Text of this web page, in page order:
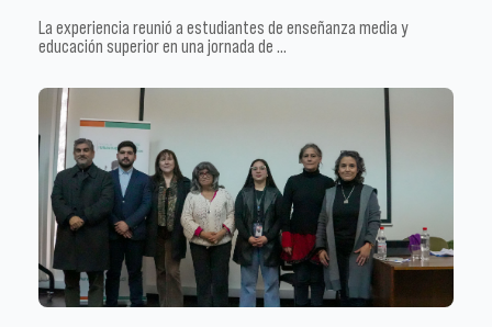
La experiencia reunió a estudiantes de enseñanza media y
educación superior en una jornada de …